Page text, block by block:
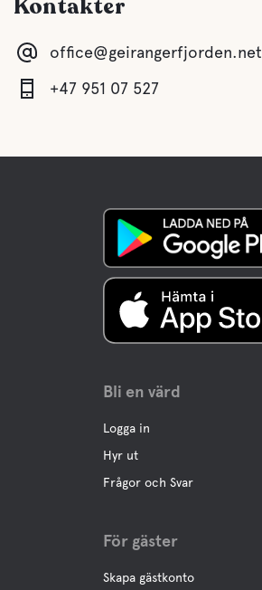
Kontakter
office@geirangerfjorden.net
+47 951 07 527
Bli en värd
Logga in
Hyr ut
Frågor och Svar
För gäster
Skapa gästkonto